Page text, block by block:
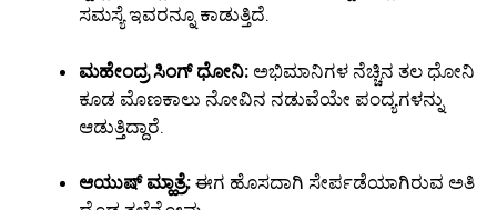
ಸಮಸ್ಯೆ ಇವರನ್ನೂ ಕಾಡುತ್ತಿದೆ.
ಮಹೇಂದ್ರ ಸಿಂಗ್ ಧೋನಿ: ಅಭಿಮಾನಿಗಳ ನೆಚ್ಚಿನ ತಲ ಧೋನಿ
ಕೂಡ ಮೊಣಕಾಲು ನೋವಿನ ನಡುವೆಯೇ ಪಂದ್ಯಗಳನ್ನು
ಆಡುತ್ತಿದ್ದಾರೆ.
ಆಯುಷ್ ಮ್ಹಾತ್ರೆ: ಈಗ ಹೊಸದಾಗಿ ಸೇರ್ಪಡೆಯಾಗಿರುವ ಅತಿ